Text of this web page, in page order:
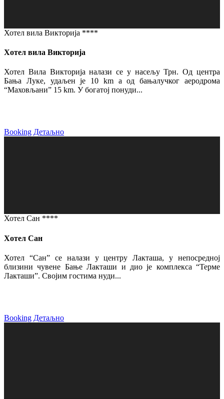
Хотел вила Викторија ****
Хотел вила Викторија
Хотел Вила Викторија налази се у насељу Трн. Од центра
Бања Луке, удаљен је 10 km а од бањалучког аеродрома
“Маховљани” 15 km. У богатој понуди...
Booking Детаљно
Хотел Сан ****
Хотел Сан
Хотел “Сан” се налази у центру Лакташа, у непосредној
близини чувене Бање Лакташи и дио је комплекса “Терме
Лакташи”. Својим гостима нуди...
Booking Детаљно